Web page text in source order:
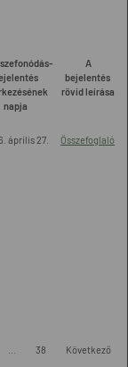
napja
A
bejelentés
rövid leírása
április 27. Összefoglaló
38 Következő